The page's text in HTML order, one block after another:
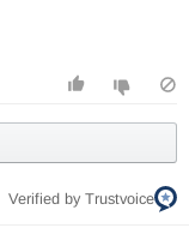
Verified by Trustvoice